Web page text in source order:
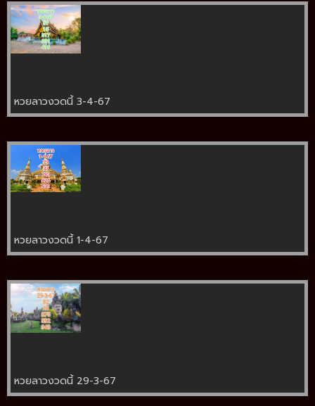
หวยลาวงวดนี้ 3-4-67
หวยลาวงวดนี้ 1-4-67
หวยลาวงวดนี้ 29-3-67